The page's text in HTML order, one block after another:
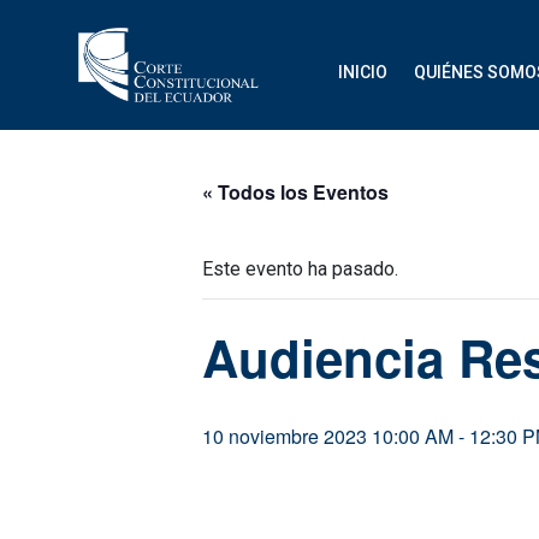
INICIO QUIÉNES
« Todos los Eventos
Este evento ha pasado.
Audiencia
10 noviembre 2023 10:00 AM- 12:30